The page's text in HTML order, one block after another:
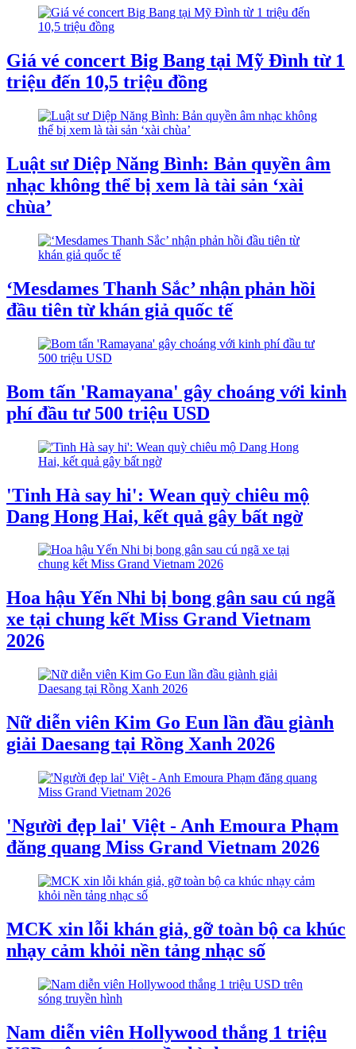
Giá vé concert Big Bang tại Mỹ Đình từ 1
triệu đến 10,5 triệu đồng
Luật sư Diệp Năng Bình: Bản quyền âm
nhạc không thể bị xem là tài sản ‘xài
chùa’
‘Mesdames Thanh Sắc’ nhận phản hồi
đầu tiên từ khán giả quốc tế
Bom tấn 'Ramayana' gây choáng với kinh
phí đầu tư 500 triệu USD
'Tinh Hà say hi': Wean quỳ chiêu mộ
Dang Hong Hai, kết quả gây bất ngờ
Hoa hậu Yến Nhi bị bong gân sau cú ngã
xe tại chung kết Miss Grand Vietnam
2026
Nữ diễn viên Kim Go Eun lần đầu giành
giải Daesang tại Rồng Xanh 2026
'Người đẹp lai' Việt - Anh Emoura Phạm
đăng quang Miss Grand Vietnam 2026
MCK xin lỗi khán giả, gỡ toàn bộ ca khúc
nhạy cảm khỏi nền tảng nhạc số
Nam diễn viên Hollywood thắng 1 triệu